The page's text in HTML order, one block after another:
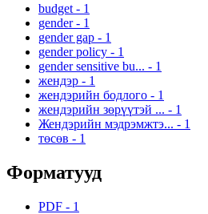
budget - 1
gender - 1
gender gap - 1
gender policy - 1
gender sensitive bu... - 1
жендэр - 1
жендэрийн бодлого - 1
жендэрийн зөрүүтэй ... - 1
Жендэрийн мэдрэмжтэ... - 1
төсөв - 1
Форматууд
PDF - 1